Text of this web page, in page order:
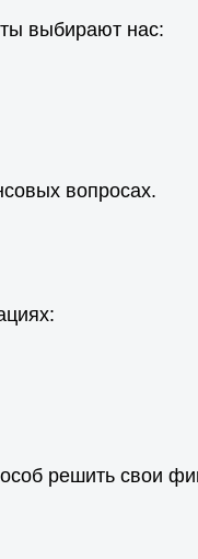
выбирают нас:
вопросах.
решить свои